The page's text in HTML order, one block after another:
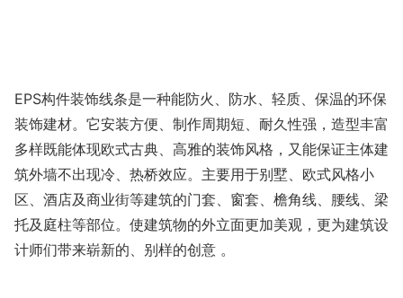
EPS构件装饰线条是一种能防火、防水、轻质、保温的环保
装饰建材。它安装方便、制作周期短、耐久性强，造型丰富
多样既能体现欧式古典、高雅的装饰风格，又能保证主体建
筑外墙不出现冷、热桥效应。主要用于别墅、欧式风格小
区、酒店及商业街等建筑的门套、窗套、檐角线、腰线、梁
托及庭柱等部位。使建筑物的外立面更加美观，更为建筑设
计师们带来崭新的、别样的创意 。